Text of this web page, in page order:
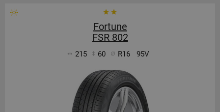
Fortune
FSR 802
215 60 R16 95V